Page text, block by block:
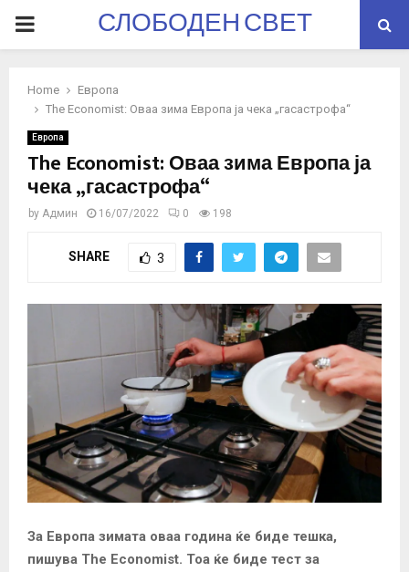
PRIMARYСЛОБОДЕН СВЕТ
Home
Европа
The Economist: Оваа зима Европа ја чека „гасастрофа“
Европа
The Economist: Оваа зима Европа ја
чека „гасастрофа“
by Админ 16/07/2022 0 198
SHARE 3
За Европа зимата оваа година ќе биде тешка,
пишува The Economist. Тоа ќе биде тест за